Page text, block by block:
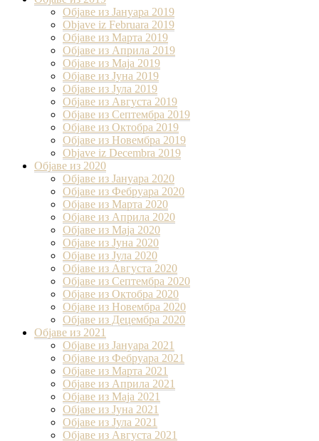
Објаве из Јануара 2019
Objave iz Februara 2019
Објаве из Марта 2019
Објаве из Априла 2019
Објаве из Маја 2019
Објаве из Јуна 2019
Објаве из Јула 2019
Објаве из Августа 2019
Објаве из Септембра 2019
Објаве из Октобра 2019
Објаве из Новембра 2019
Objave iz Decembra 2019
Објаве из 2020
Објаве из Јануара 2020
Објаве из Фебруара 2020
Објаве из Марта 2020
Објаве из Априла 2020
Објаве из Маја 2020
Објаве из Јуна 2020
Објаве из Јула 2020
Објаве из Августа 2020
Објаве из Септембра 2020
Објаве из Октобра 2020
Објаве из Новембра 2020
Објаве из Децембра 2020
Објаве из 2021
Објаве из Јануара 2021
Објаве из Фебруара 2021
Објаве из Марта 2021
Објаве из Априла 2021
Објаве из Маја 2021
Објаве из Јуна 2021
Објаве из Јула 2021
Објаве из Августа 2021